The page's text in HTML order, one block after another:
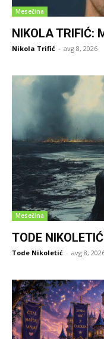
Mesečina
NIKOLA TRIFIĆ:
Nikola Trifić - avg 8, 2026
Mesečina
TODE
Tode Nikoletić - avg 8,